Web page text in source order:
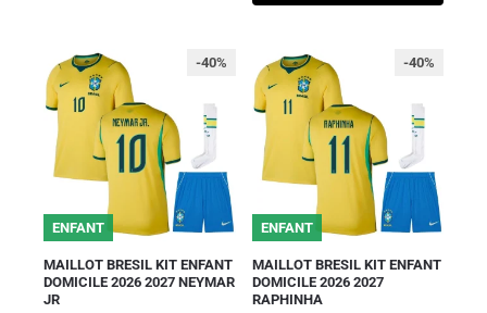
-40%
ENFANT
MAILLOT BRESIL KIT ENFANT
DOMICILE 2026 2027 NEYMAR
JR
-40%
ENFANT
MAILLOT BRESIL KIT ENFANT
DOMICILE 2026 2027
RAPHINHA